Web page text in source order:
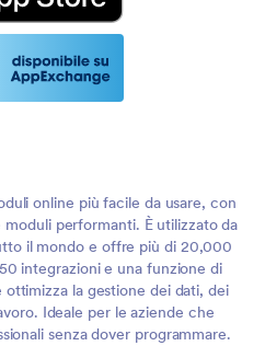
online più facile da usare, con
performanti. È utilizzato da
il mondo e offre più di 20,000
integrazioni e una funzione di
la gestione dei dati, dei
Ideale per le aziende che
senza dover programmare.